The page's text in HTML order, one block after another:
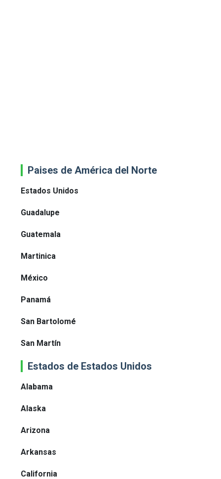
Paises de América del Norte
Estados Unidos
Guadalupe
Guatemala
Martinica
México
Panamá
San Bartolomé
San Martín
Estados de Estados Unidos
Alabama
Alaska
Arizona
Arkansas
California